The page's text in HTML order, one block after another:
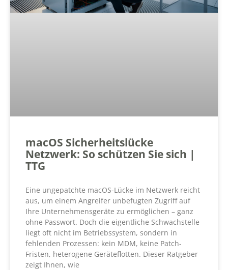
macOS Sicherheitslücke
Netzwerk: So schützen Sie sich |
TTG
Eine ungepatchte macOS-Lücke im Netzwerk reicht
aus, um einem Angreifer unbefugten Zugriff auf
Ihre Unternehmensgeräte zu ermöglichen – ganz
ohne Passwort. Doch die eigentliche Schwachstelle
liegt oft nicht im Betriebssystem, sondern in
fehlenden Prozessen: kein MDM, keine Patch-
Fristen, heterogene Geräteflotten. Dieser Ratgeber
zeigt Ihnen, wie